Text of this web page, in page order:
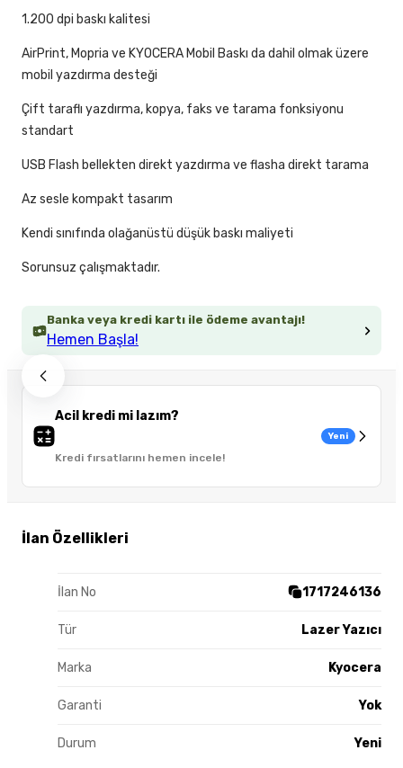
Banka veya kredi kartı ile ödeme avantajı!
Hemen Başla!
Acil kredi mi lazım?
Kredi fırsatlarını hemen incele!
Yeni
İlan Özellikleri
İlan No 1717246136
Tür Lazer Yazıcı
Marka Kyocera
Garanti Yok
Durum Yeni
1.200 dpi baskı kalitesi
AirPrint, Mopria ve KYOCERA Mobil Baskı da dahil olmak üzere
mobil yazdırma desteği
Çift taraflı yazdırma, kopya, faks ve tarama fonksiyonu
standart
USB Flash bellekten direkt yazdırma ve flasha direkt tarama
Az sesle kompakt tasarım
Kendi sınıfında olağanüstü düşük baskı maliyeti
Sorunsuz çalışmaktadır.